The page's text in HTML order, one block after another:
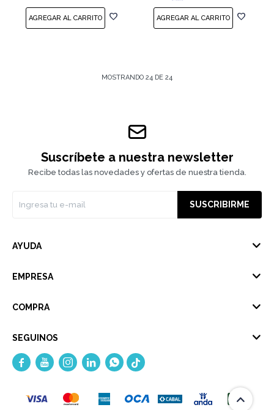
MOSTRANDO 24 DE 24
Suscríbete a nuestra newsletter
Recibe todas las novedades y ofertas de nuestra tienda.
SUSCRIBIRME
AYUDA
EMPRESA
COMPRA
SEGUINOS
    